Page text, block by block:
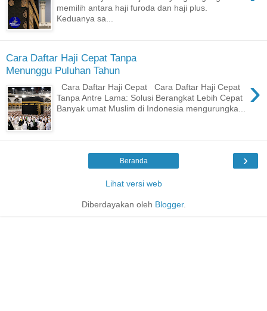
memilih antara haji furoda dan haji plus.
Keduanya sa...
Cara Daftar Haji Cepat Tanpa
Menunggu Puluhan Tahun
›
Cara Daftar Haji Cepat Cara Daftar Haji Cepat
Tanpa Antre Lama: Solusi Berangkat Lebih Cepat
Banyak umat Muslim di Indonesia mengurungka...
›
Beranda
Lihat versi web
Diberdayakan oleh Blogger.